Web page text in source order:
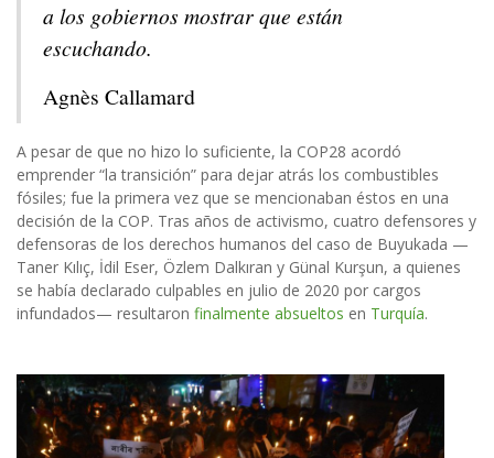
a los gobiernos mostrar que están
escuchando.
Agnès Callamard
A pesar de que no hizo lo suficiente, la COP28 acordó
emprender “la transición” para dejar atrás los combustibles
fósiles; fue la primera vez que se mencionaban éstos en una
decisión de la COP. Tras años de activismo, cuatro defensores y
defensoras de los derechos humanos del caso de Buyukada —
Taner Kılıç, İdil Eser, Özlem Dalkıran y Günal Kurşun, a quienes
se había declarado culpables en julio de 2020 por cargos
infundados— resultaron finalmente absueltos en Turquía.